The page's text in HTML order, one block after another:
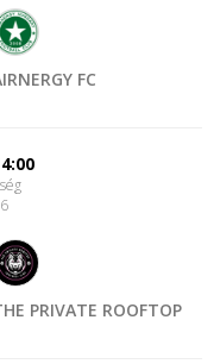
FC
PRIVATE ROOFTOP